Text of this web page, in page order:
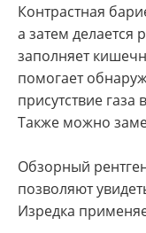
Контрастная
а затем делается
заполняет
помогает
присутствие
Также можно
Обзорный
позволяют
Изредка